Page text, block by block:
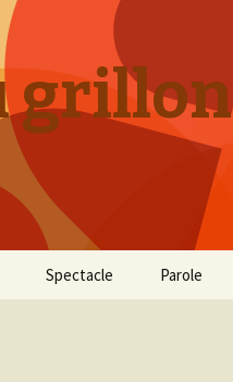
grillon
Spectacle Parole